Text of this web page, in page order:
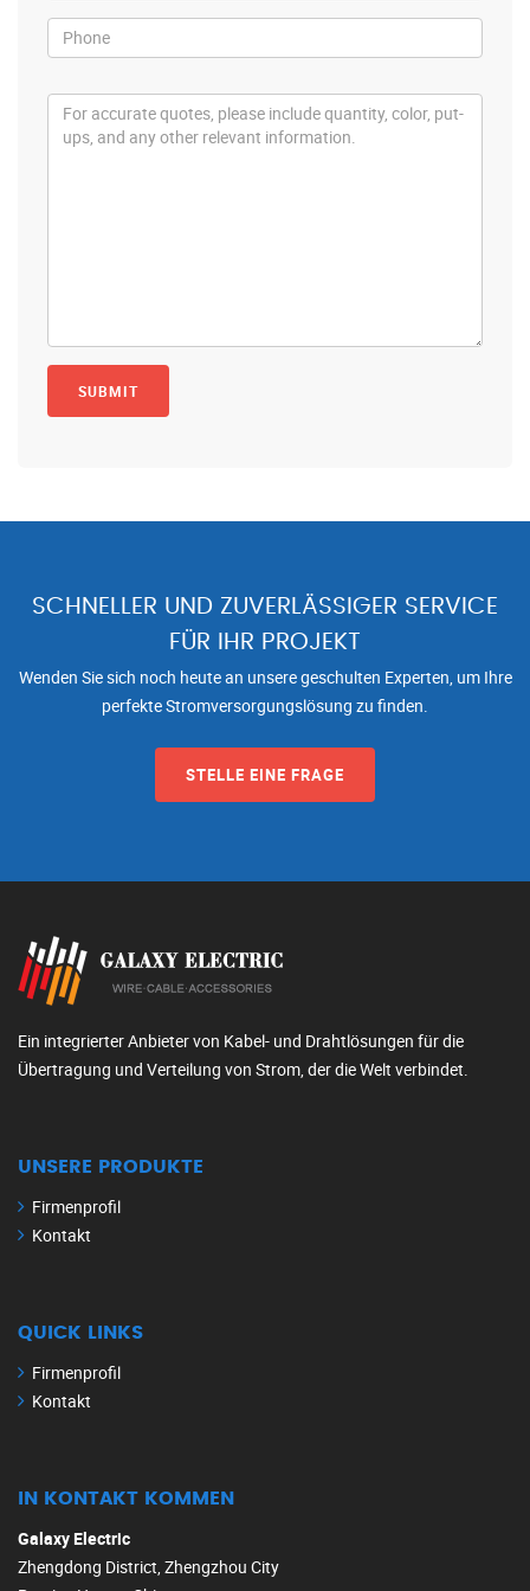
SCHNELLER UND ZUVERLÄSSIGER SERVICE
FÜR IHR PROJEKT
Wenden Sie sich noch heute an unsere geschulten Experten, um Ihre
perfekte Stromversorgungslösung zu finden.
STELLE EINE FRAGE
Ein integrierter Anbieter von Kabel- und Drahtlösungen für die
Übertragung und Verteilung von Strom, der die Welt verbindet.
UNSERE PRODUKTE
Firmenprofil
Kontakt
QUICK LINKS
Firmenprofil
Kontakt
IN KONTAKT KOMMEN
Galaxy Electric
Zhengdong District, Zhengzhou City